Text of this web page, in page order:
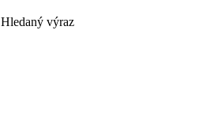
Hledaný výraz